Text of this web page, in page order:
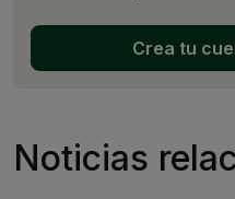
Crea tu
Noticias